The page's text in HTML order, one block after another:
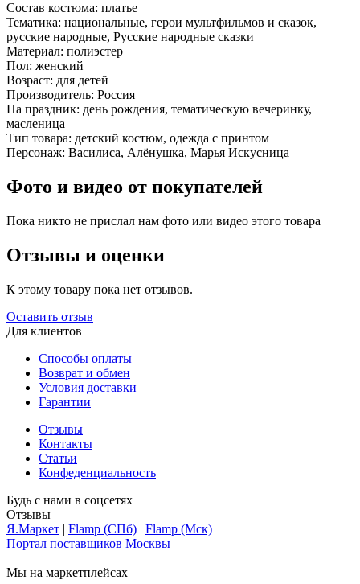
Состав костюма: платье
Тематика: национальные, герои мультфильмов и сказок,
русские народные, Русские народные сказки
Материал: полиэстер
Пол: женский
Возраст: для детей
Производитель: Россия
На праздник: день рождения, тематическую вечеринку,
масленица
Тип товара: детский костюм, одежда с принтом
Персонаж: Василиса, Алёнушка, Марья Искусница
Фото и видео от покупателей
Пока никто не прислал нам фото или видео этого товара
Отзывы и оценки
К этому товару пока нет отзывов.
Оставить отзыв
Для клиентов
Способы оплаты
Возврат и обмен
Условия доставки
Гарантии
Отзывы
Контакты
Статьи
Конфеденциальность
Будь с нами в соцсетях
Отзывы
Я.Маркет | Flamp (СПб) | Flamp (Мск)
Портал поставщиков Москвы
Мы на маркетплейсах